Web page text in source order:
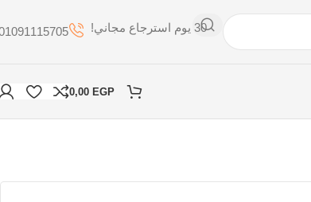
30 يوم استرجاع مجاني!
0,00 EGP